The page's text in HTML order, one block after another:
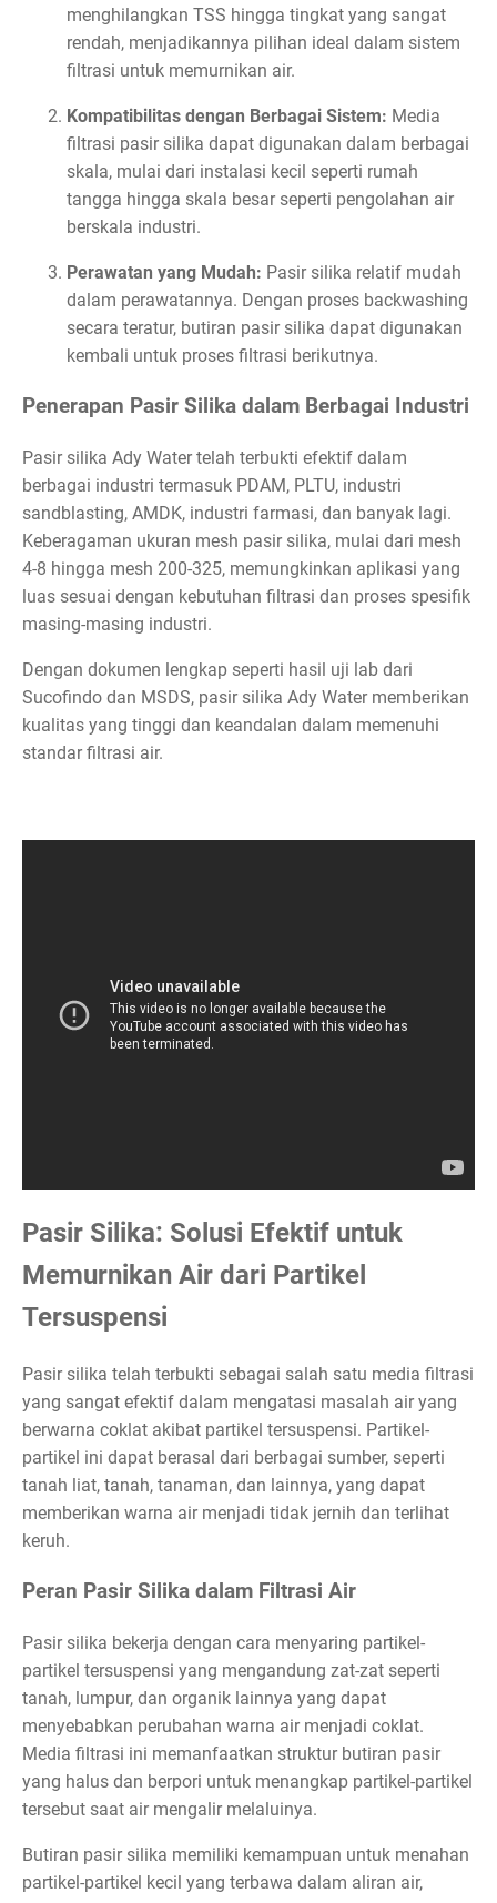
menghilangkan TSS hingga tingkat yang sangat
rendah, menjadikannya pilihan ideal dalam sistem
filtrasi untuk memurnikan air.
Kompatibilitas dengan Berbagai Sistem: Media
filtrasi pasir silika dapat digunakan dalam berbagai
skala, mulai dari instalasi kecil seperti rumah
tangga hingga skala besar seperti pengolahan air
berskala industri.
Perawatan yang Mudah: Pasir silika relatif mudah
dalam perawatannya. Dengan proses backwashing
secara teratur, butiran pasir silika dapat digunakan
kembali untuk proses filtrasi berikutnya.
Penerapan Pasir Silika dalam Berbagai Industri
Pasir silika Ady Water telah terbukti efektif dalam
berbagai industri termasuk PDAM, PLTU, industri
sandblasting, AMDK, industri farmasi, dan banyak lagi.
Keberagaman ukuran mesh pasir silika, mulai dari mesh
4-8 hingga mesh 200-325, memungkinkan aplikasi yang
luas sesuai dengan kebutuhan filtrasi dan proses spesifik
masing-masing industri.
Dengan dokumen lengkap seperti hasil uji lab dari
Sucofindo dan MSDS, pasir silika Ady Water memberikan
kualitas yang tinggi dan keandalan dalam memenuhi
standar filtrasi air.
Pasir Silika: Solusi Efektif untuk
Memurnikan Air dari Partikel
Tersuspensi
Pasir silika telah terbukti sebagai salah satu media filtrasi
yang sangat efektif dalam mengatasi masalah air yang
berwarna coklat akibat partikel tersuspensi. Partikel-
partikel ini dapat berasal dari berbagai sumber, seperti
tanah liat, tanah, tanaman, dan lainnya, yang dapat
memberikan warna air menjadi tidak jernih dan terlihat
keruh.
Peran Pasir Silika dalam Filtrasi Air
Pasir silika bekerja dengan cara menyaring partikel-
partikel tersuspensi yang mengandung zat-zat seperti
tanah, lumpur, dan organik lainnya yang dapat
menyebabkan perubahan warna air menjadi coklat.
Media filtrasi ini memanfaatkan struktur butiran pasir
yang halus dan berpori untuk menangkap partikel-partikel
tersebut saat air mengalir melaluinya.
Butiran pasir silika memiliki kemampuan untuk menahan
partikel-partikel kecil yang terbawa dalam aliran air,